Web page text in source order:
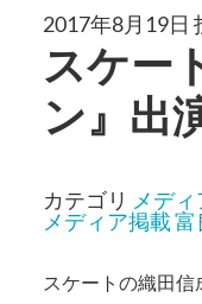
2017年8月19日
スケー
ン』出
カテゴリ メデ
メディア掲載富
スケートの織田信